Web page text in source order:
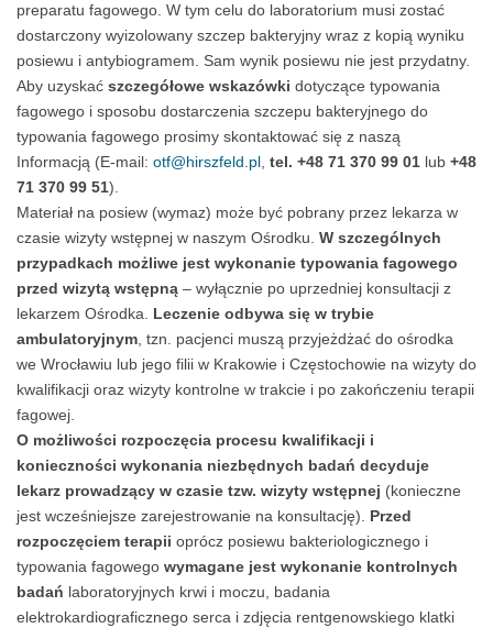
preparatu fagowego. W tym celu do laboratorium musi zostać
dostarczony wyizolowany szczep bakteryjny wraz z kopią wyniku
posiewu i antybiogramem. Sam wynik posiewu nie jest przydatny.
Aby uzyskać szczegółowe wskazówki dotyczące typowania
fagowego i sposobu dostarczenia szczepu bakteryjnego do
typowania fagowego prosimy skontaktować się z naszą
Informacją (E-mail: otf@hirszfeld.pl tel. +48 71 370 99 01 lub +48
71 370 99 51).
Materiał na posiew (wymaz) może być pobrany przez lekarza w
czasie wizyty wstępnej w naszym Ośrodku. W szczególnych
przypadkach możliwe jest wykonanie typowania fagowego
przed wizytą wstępną – wyłącznie po uprzedniej konsultacji z
lekarzem Ośrodka. Leczenie odbywa się w trybie
ambulatoryjnym , tzn. pacjenci muszą przyjeżdżać do ośrodka
we Wrocławiu lub jego filii w Krakowie i Częstochowie na wizyty do
kwalifikacji oraz wizyty kontrolne w trakcie i po zakończeniu terapii
fagowej.
O możliwości rozpoczęcia procesu kwalifikacji i
konieczności wykonania niezbędnych badań decyduje
lekarz prowadzący w czasie tzw. wizyty wstępnej (konieczne
jest wcześniejsze zarejestrowanie na konsultację). Przed
rozpoczęciem terapii oprócz posiewu bakteriologicznego i
typowania fagowego wymagane jest wykonanie kontrolnych
badań laboratoryjnych krwi i moczu, badania
elektrokardiograficznego serca i zdjęcia rentgenowskiego klatki